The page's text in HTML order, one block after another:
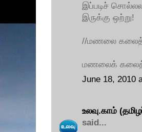
இப்படிச்
இருக்கு ஒற்று!
//மணலை
மணலைக்
June 18, 2010
உலவு.காம்
said...